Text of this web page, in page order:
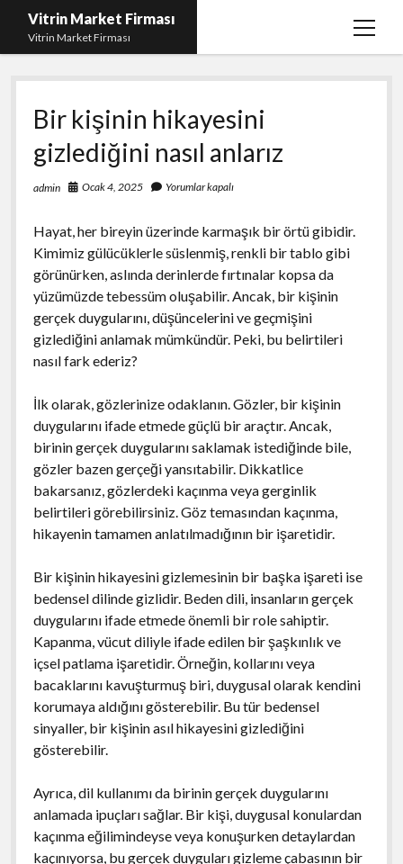
Vitrin Market Firması
Vitrin Market Firması
menüyü
En İyi Tumblr Takipçi Hilesi
iPhone için Instagram Gizli Hesap Görme
Liste
Reels Beğeni Yükleme Hilesi
Sayfa Listesi
Bir kişinin hikayesini
gizlediğini nasıl anlarız
admin Ocak 4, 2025 Yorumlar kapalı
Hayat, her bireyin üzerinde karmaşık bir örtü gibidir.
Kimimiz gülücüklerle süslenmiş, renkli bir tablo gibi
görünürken, aslında derinlerde fırtınalar kopsa da
yüzümüzde tebessüm oluşabilir. Ancak, bir kişinin
gerçek duygularını, düşüncelerini ve geçmişini
gizlediğini anlamak mümkündür. Peki, bu belirtileri
nasıl fark ederiz?
İlk olarak, gözlerinize odaklanın. Gözler, bir kişinin
duygularını ifade etmede güçlü bir araçtır. Ancak,
birinin gerçek duygularını saklamak istediğinde bile,
gözler bazen gerçeği yansıtabilir. Dikkatlice
bakarsanız, gözlerdeki kaçınma veya gerginlik
belirtileri görebilirsiniz. Göz temasından kaçınma,
hikayenin tamamen anlatılmadığının bir işaretidir.
Bir kişinin hikayesini gizlemesinin bir başka işareti ise
bedensel dilinde gizlidir. Beden dili, insanların gerçek
duygularını ifade etmede önemli bir role sahiptir.
Kapanma, vücut diliyle ifade edilen bir şaşkınlık ve
içsel patlama işaretidir. Örneğin, kollarını veya
bacaklarını kavuşturmuş biri, duygusal olarak kendini
korumaya aldığını gösterebilir. Bu tür bedensel
sinyaller, bir kişinin asıl hikayesini gizlediğini
gösterebilir.
Ayrıca, dil kullanımı da birinin gerçek duygularını
anlamada ipuçları sağlar. Bir kişi, duygusal konulardan
kaçınma eğilimindeyse veya konuşurken detaylardan
kaçınıyorsa, bu gerçek duyguları gizleme çabasının bir